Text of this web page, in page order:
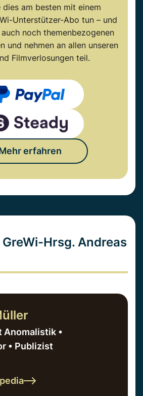
dies am besten mit einem
Unterstützer-Abo tun – und
noch themenbezogenen
und nehmen an allen unseren
Filmverlosungen teil.
erfahren
Hrsg. Andreas
Anomalistik •
• Publizist